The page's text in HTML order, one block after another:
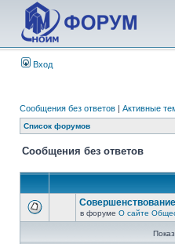
Вход
Сообщения без ответов | Активные
Список форумов
Сообщения без ответов
в форуме О сайте